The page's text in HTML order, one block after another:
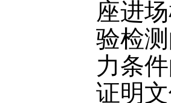
座进
验检
力条
证明